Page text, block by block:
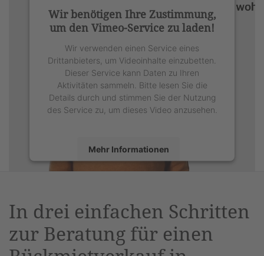
Wir benötigen Ihre Zustimmung,
um den Vimeo-Service zu laden!
Wir verwenden einen Service eines
Drittanbieters, um Videoinhalte einzubetten.
Dieser Service kann Daten zu Ihren
Aktivitäten sammeln. Bitte lesen Sie die
Details durch und stimmen Sie der Nutzung
des Service zu, um dieses Video anzusehen.
Mehr Informationen
Management Platform&eRecht24
In drei einfachen Schritten
zur Beratung für einen